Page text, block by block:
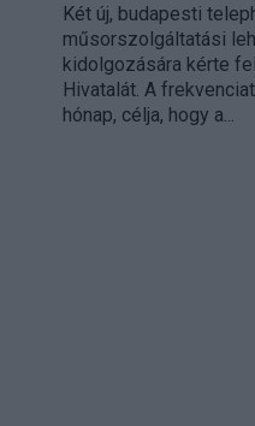
Két új, budapesti
műsorszolgáltatási
kidolgozására kérte
Hivatalát. A
hónap, célja, hogy a...